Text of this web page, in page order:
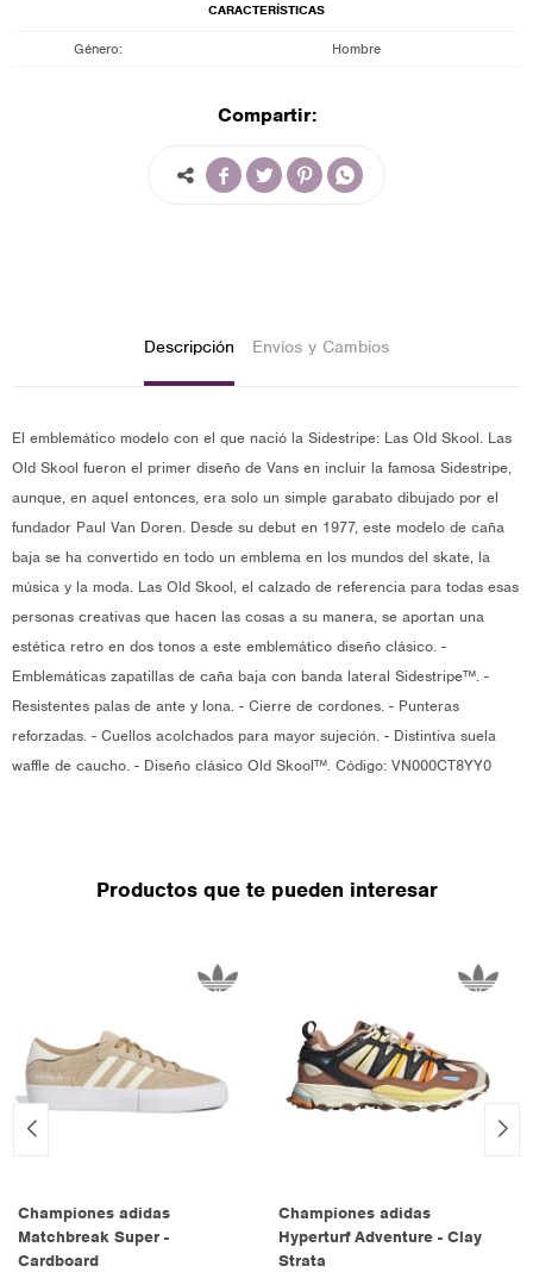
CARACTERÍSTICAS
Género Hombre
Compartir:
   
Descripción Envíos y Cambios
El emblemático modelo con el que nació la Sidestripe: Las Old Skool. Las
Old Skool fueron el primer diseño de Vans en incluir la famosa Sidestripe,
aunque, en aquel entonces, era solo un simple garabato dibujado por el
fundador Paul Van Doren. Desde su debut en 1977, este modelo de caña
baja se ha convertido en todo un emblema en los mundos del skate, la
música y la moda. Las Old Skool, el calzado de referencia para todas esas
personas creativas que hacen las cosas a su manera, se aportan una
estética retro en dos tonos a este emblemático diseño clásico. -
Emblemáticas zapatillas de caña baja con banda lateral Sidestripe™. -
Resistentes palas de ante y lona. - Cierre de cordones. - Punteras
reforzadas. - Cuellos acolchados para mayor sujeción. - Distintiva suela
waffle de caucho. - Diseño clásico Old Skool™. Código: VN000CT8YY0
Productos que te pueden interesar
Championes adidas
Matchbreak Super -
Cardboard
Championes adidas
Hyperturf Adventure - Clay
Strata